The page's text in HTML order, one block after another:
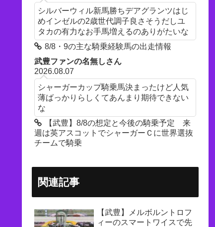
シルバーウィル新馬勝ちデアグランツはじ
めインゼルの2歳世代調子良さそうだしユ
タカの有力なお手馬増えるのありがたいな
8/8・9の主な騎乗経験馬の出走情報
武豊ファンの名無しさん
2026.08.07
シャーガーカップ騎乗馬決まったけど人気
薄ばっかりらしくてあんまり期待できない
な
【武豊】8/8の想定と今後の騎乗予定 来
週は英アスコットでシャーガーＣに世界選抜
チームで騎乗
関連記事
【武豊】メルボルントロフ
ィーのスマートワイスで先